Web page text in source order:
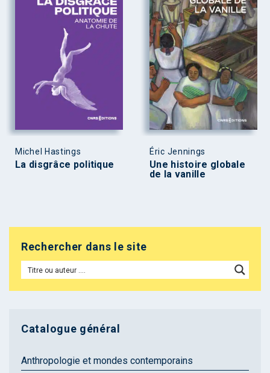
Michel Hastings
La disgrâce politique
Éric Jennings
Une histoire globale
de la vanille
Rechercher dans le site
Catalogue général
Anthropologie et mondes contemporains